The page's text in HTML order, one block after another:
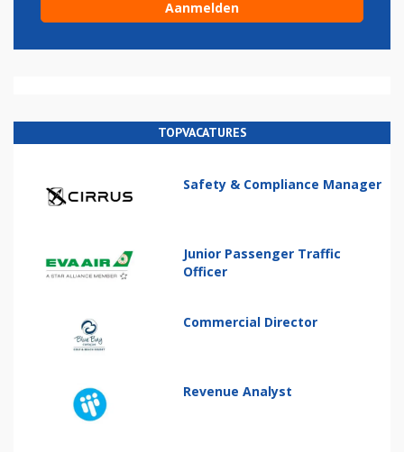
TOPVACATURES
Safety & Compliance Manager
Junior Passenger Traffic
Officer
Commercial Director
Revenue Analyst